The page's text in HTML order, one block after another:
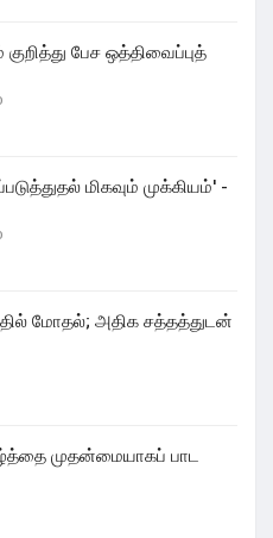
குறித்து பேச ஒத்திவைப்புத்
மிகவும் முக்கியம்' -
மோதல்; அதிக சத்தத்துடன்
முதன்மையாகப் பாட